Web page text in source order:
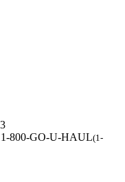
1-800-GO-U-HAUL(1-